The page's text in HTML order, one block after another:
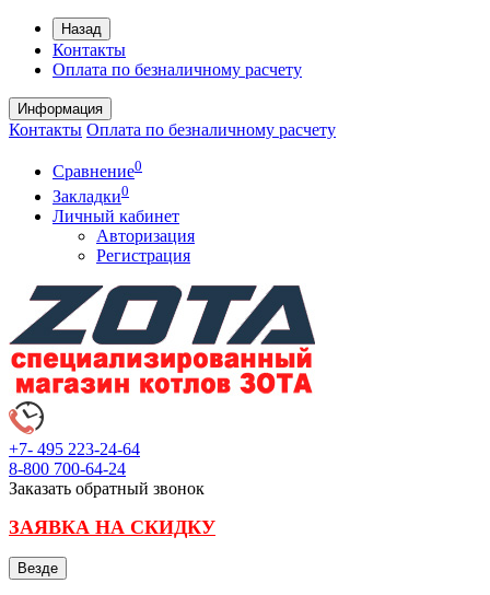
Назад
Контакты
Оплата по безналичному расчету
Информация
Контакты Оплата по безналичному расчету
Сравнение0
Закладки0
Личный кабинет
Авторизация
Регистрация
+7- 495 223-24-64
8-800 700-64-24
Заказать обратный звонок
ЗАЯВКА НА СКИДКУ
Везде